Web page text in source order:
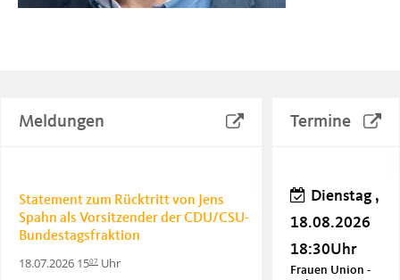
Meldungen
Statement zum Rücktritt von Jens
Spahn als Vorsitzender der CDU/CSU-
Bundestagsfraktion
18.07.2026 1507 Uhr
Termine
Dienstag ,
18.08.2026
18:30Uhr
Frauen Union -